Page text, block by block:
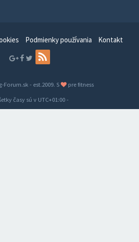
Podmienky používania Kontakt
Forum.sk - est.2009. S
pre fitness
časy sú v UTC+01:00-